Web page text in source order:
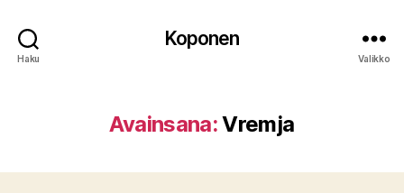
Haku
Koponen
Valikko
Avainsana:Vremja